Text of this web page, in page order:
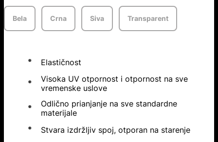
Bela Crna Siva Transparent
Elastičnost
Visoka UV otpornost i otpornost na sve
vremenske uslove
Odlično prianjanje na sve standardne
materijale
Stvara izdržljiv spoj, otporan na starenje